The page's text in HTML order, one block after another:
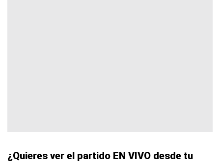
¿Quieres ver el partido EN VIVO desde tu